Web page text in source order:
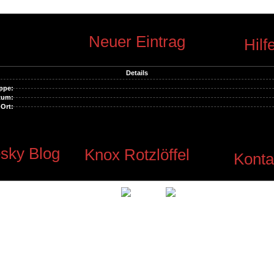
Neuer Eintrag
Details
Ort:
Blog Knox Rotzlöffel